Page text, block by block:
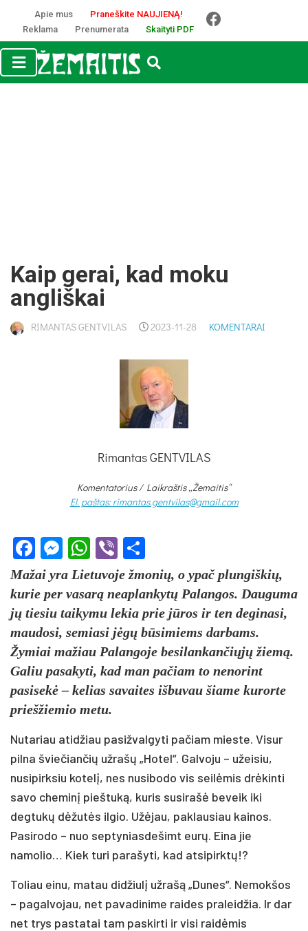
Apie mus
Praneškite NAUJIENĄ!
Reklama
Prenumerata Skaityti PDF
Kaip gerai, kad moku
angliškai
RIMANTAS GENTVILAS 2023-11-28 KOMENTARAI
Rimantas GENTVILAS
Komentatorius / Laikraštis „Žemaitis“
El. paštas: rimantas.gentvilas@gmail.com
Facebook
Messenger
WhatsApp
Viber
Mažai yra Lietuvoje žmonių, o ypač plungiškių,
kurie per vasarą neaplankytų Palangos. Dauguma
jų tiesiu taikymu lekia prie jūros ir ten deginasi,
maudosi, semiasi jėgų būsimiems darbams.
Žymiai mažiau Palangoje besilankančiųjų žiemą.
Galiu pasakyti, kad man pačiam to nenorint
pasisekė – kelias savaites išbuvau šiame kurorte
priešžiemio metu.
Nutariau atidžiau pasižvalgyti pačiam mieste. Visur
pilna šviečiančių užrašų „Hotel“. Galvoju – užeisiu,
nusipirksiu kotelį, nes nusibodo vis seilėmis drėkinti
savo cheminį pieštuką, kuris susirašė beveik iki
degtukų dėžutės ilgio. Užėjau, paklausiau kainos.
Pasirodo – nuo septyniasdešimt eurų. Eina jie
namolio… Kiek turi parašyti, kad atsipirktų!?
Toliau einu, matau didžiulį užrašą „Dunes“. Nemokšos
– pagalvojau, net pavadinime raides praleidžia. Ir dar
net trys pastatai tam paskirti ir visi raidėmis